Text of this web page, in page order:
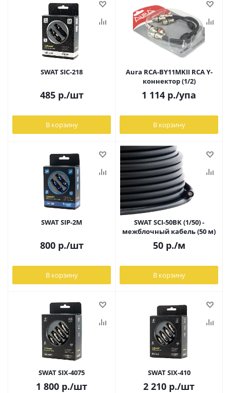
SWAT SIC-218
485р./шт
В корзину
Aura RCA-BY11MKII RCA Y-
коннектор (1/2)
1 114 р./упа
В корзину
SWAT SIP-2M
800р./шт
В корзину
SWAT SCI-50BK (1/50) -
межблочный кабель (50 м)
50р./м
В корзину
SWAT SIX-4075
1 800 р./шт
SWAT SIX-410
2 210 р./шт